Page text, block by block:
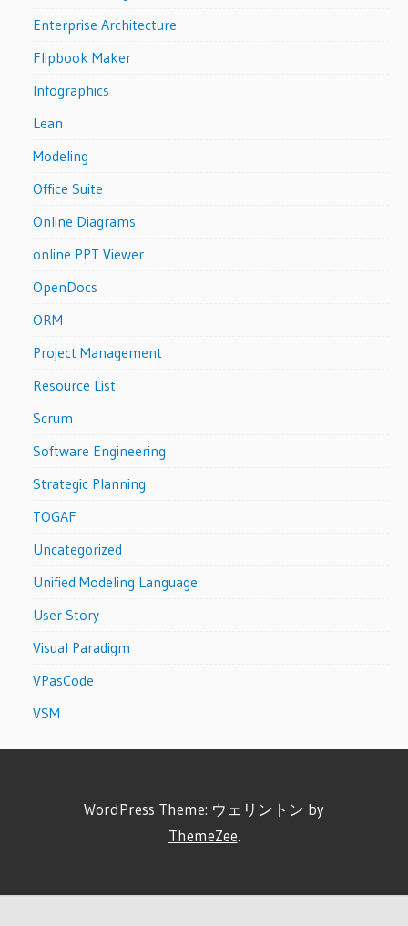
Enterprise Architecture
Flipbook Maker
Infographics
Lean
Modeling
Office Suite
Online Diagrams
online PPT Viewer
OpenDocs
ORM
Project Management
Resource List
Scrum
Software Engineering
Strategic Planning
TOGAF
Uncategorized
Unified Modeling Language
User Story
Visual Paradigm
VPasCode
VSM
WordPress Theme: ウェリントン by
ThemeZee.